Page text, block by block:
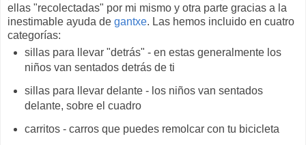
ellas "recolectadas" por mi mismo y otra parte gracias a la
inestimable ayuda de gantxe. Las hemos incluido en cuatro
categorías:
sillas para llevar "detrás" - en estas generalmente los
niños van sentados detrás de ti
sillas para llevar delante - los niños van sentados
delante, sobre el cuadro
carritos - carros que puedes remolcar con tu bicicleta